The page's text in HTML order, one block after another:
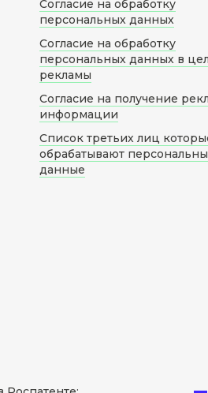
Согласие на обработку
персональных данных
Согласие на обработку
персональных данных в
рекламы
Согласие на получение
информации
Список третьих лиц
обрабатывают
данные